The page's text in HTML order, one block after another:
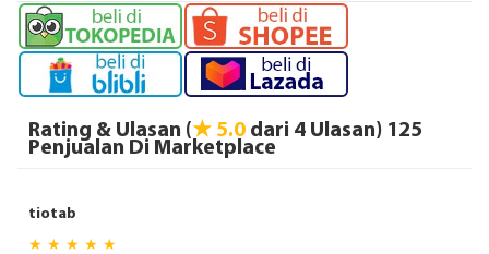
Rating & Ulasan (★ 5.0 dari 4 Ulasan) 125
Penjualan Di Marketplace
tiotab
★ ★ ★ ★ ★